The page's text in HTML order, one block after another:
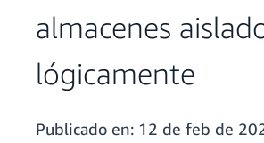
almacenes
lógicamente
Publicado en: 12 de feb de